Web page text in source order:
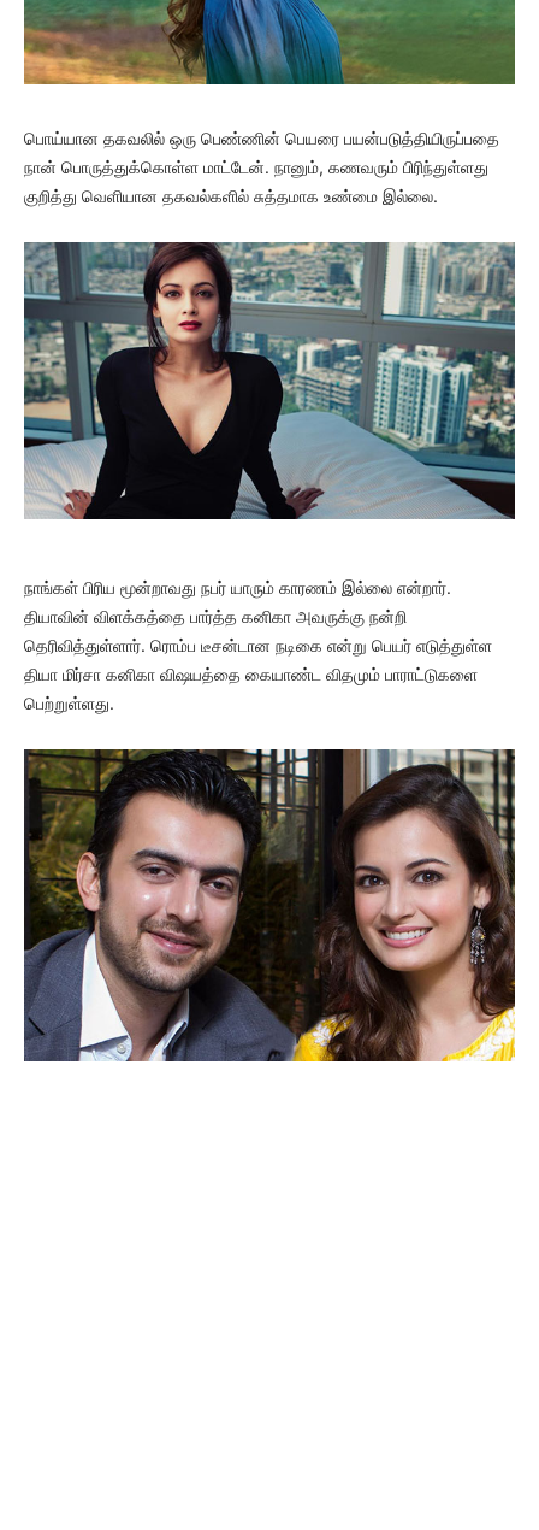
பொய்யான தகவலில் ஒரு பெண்ணின் பெயரை பயன்படுத்தியிருப்பதை
நான் பொருத்துக்கொள்ள மாட்டேன். நானும், கணவரும் பிரிந்துள்ளது
குறித்து வெளியான தகவல்களில் சுத்தமாக உண்மை இல்லை.
நாங்கள் பிரிய மூன்றாவது நபர் யாரும் காரணம் இல்லை என்றார்.
தியாவின் விளக்கத்தை பார்த்த கனிகா அவருக்கு நன்றி
தெரிவித்துள்ளார். ரொம்ப டீசன்டான நடிகை என்று பெயர் எடுத்துள்ள
தியா மிர்சா கனிகா விஷயத்தை கையாண்ட விதமும் பாராட்டுகளை
பெற்றுள்ளது.